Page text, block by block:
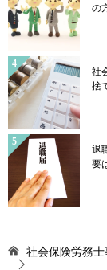
の
社
捨
退
要
社会保険労務